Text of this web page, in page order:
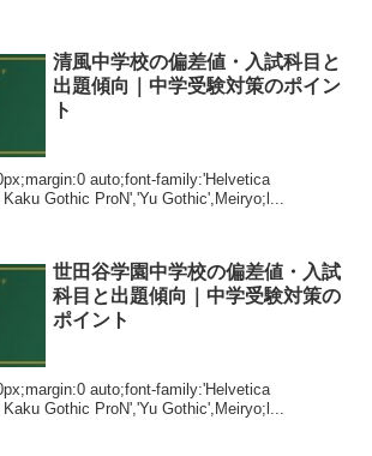
清風中学校の偏差値・入試科目と
出題傾向｜中学受験対策のポイン
ト
auto;font-family:'Helvetica
Kaku Gothic ProN','Yu Gothic',Meiryo;l...
世田谷学園中学校の偏差値・入試
科目と出題傾向｜中学受験対策の
ポイント
auto;font-family:'Helvetica
Gothic ProN','Yu Gothic',Meiryo;l...